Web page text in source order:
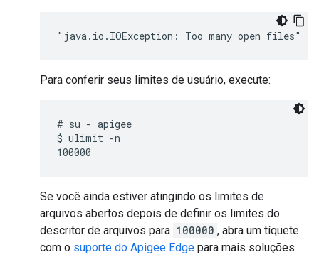
"java.io.IOException: Too many open files"
Para conferir seus limites de usuário, execute:
# su - apigee
$ ulimit -n
Se você ainda estiver atingindo os limites de
arquivos abertos depois de definir os limites do
descritor de arquivos para 100000 , abra um tíquete
com o suporte do Apigee Edge para mais soluções.